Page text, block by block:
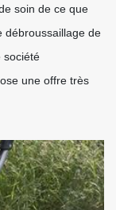
soin de ce que
débroussaillage de
société
une offre très